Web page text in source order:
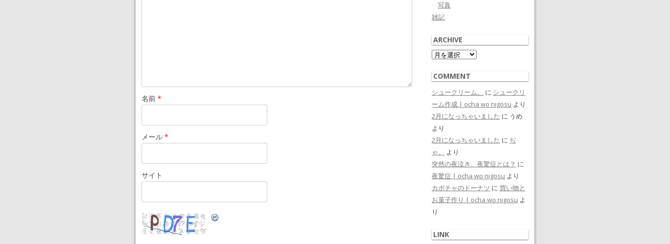
名前 *
メール *
サイト
写真
雑記
ARCHIVE
Archive
COMMENT
シュークリーム。 に シュークリ
ーム作成 | ocha wo nigosu より
2月になっちゃいました に うめ
より
2月になっちゃいました に ぢ
ゃ。
より
突然の夜泣き、夜驚症とは？ に
夜驚症 | ocha wo nigosu より
カボチャのドーナツ に 買い物と
お菓子作り | ocha wo nigosu よ
り
LINK